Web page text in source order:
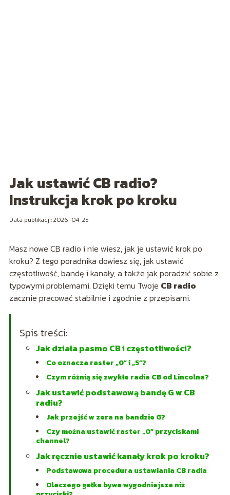
Jak ustawić CB radio?
Instrukcja krok po kroku
Data publikacji: 2026-04-25
Masz nowe CB radio i nie wiesz, jak je ustawić krok po
kroku? Z tego poradnika dowiesz się, jak ustawić
częstotliwość, bandę i kanały, a także jak poradzić sobie z
typowymi problemami. Dzięki temu Twoje CB radio
zacznie pracować stabilnie i zgodnie z przepisami.
Spis treści:
Jak działa pasmo CB i częstotliwości?
Co oznacza raster „0” i „5”?
Czym różnią się zwykłe radia CB od Lincolna?
Jak ustawić podstawową bandę G w CB
radiu?
Jak przejść w zera na bandzie G?
Czy można ustawić raster „0” przyciskami
channel?
Jak ręcznie ustawić kanały krok po kroku?
Podstawowa procedura ustawiania CB radia
Dlaczego gałka bywa wygodniejsza niż